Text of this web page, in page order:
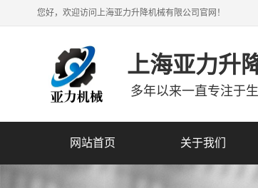
您好，欢迎访问上海亚力升降机械有限公司官网！
上海亚力升
多年以来一直专注于
网站首页 关于我们